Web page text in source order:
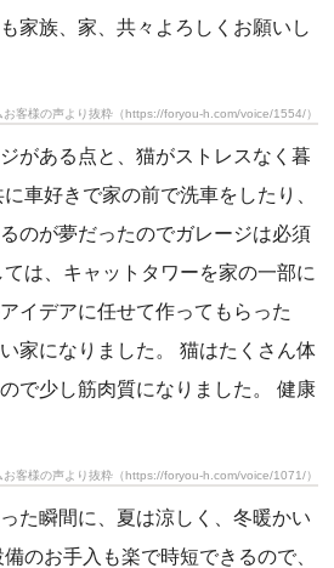
家族、家、共々よろしくお願いし
お客様の声より抜粋（https://foryou-h.com/voice/1554/）
がある点と、猫がストレスなく暮
車好きで家の前で洗車をしたり、
のが夢だったのでガレージは必須
は、キャットタワーを家の一部に
イデアに任せて作ってもらった
家になりました。 猫はたくさん体
で少し筋肉質になりました。 健康
お客様の声より抜粋（https://foryou-h.com/voice/1071/）
た瞬間に、夏は涼しく、冬暖かい
のお手入も楽で時短できるので、